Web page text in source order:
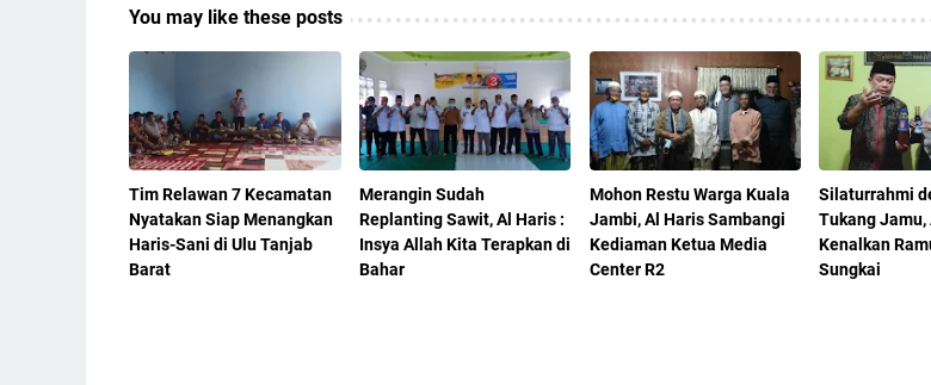
You may like these posts
Tim Relawan 7 Kecamatan
Nyatakan Siap Menangkan
Haris-Sani di Ulu Tanjab
Barat
Merangin Sudah
Replanting Sawit, Al Haris :
Insya Allah Kita Terapkan di
Bahar
Mohon Restu Warga Kuala
Jambi, Al Haris Sambangi
Kediaman Ketua Media
Center R2
Silaturrahmi
Tukang Jamu,
Kenalkan
Sungkai